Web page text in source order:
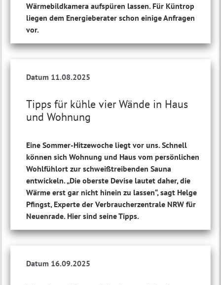
Wärmebildkamera aufspüren lassen. Für Küntrop
liegen dem Energieberater schon einige Anfragen
vor.
Tipps für kühle vier Wände in Haus
und Wohnung
Datum 11.08.2025
Eine Sommer-Hitzewoche liegt vor uns. Schnell
können sich Wohnung und Haus vom persönlichen
Wohlfühlort zur schweißtreibenden Sauna
entwickeln. „Die oberste Devise lautet daher, die
Wärme erst gar nicht hinein zu lassen“, sagt Helge
Pfingst, Experte der Verbraucherzentrale NRW für
Neuenrade. Hier sind seine Tipps.
Datum 16.09.2025